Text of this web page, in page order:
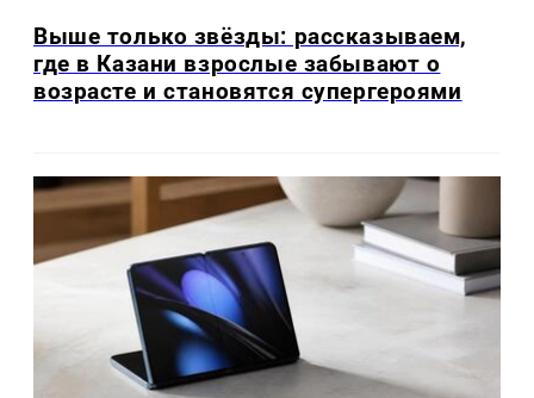
Выше только звёзды: рассказываем,
где в Казани взрослые забывают о
возрасте и становятся супергероями